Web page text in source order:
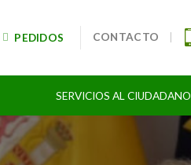
PEDIDOS CONTACTO |
SERVICIOS AL CIUDADANO